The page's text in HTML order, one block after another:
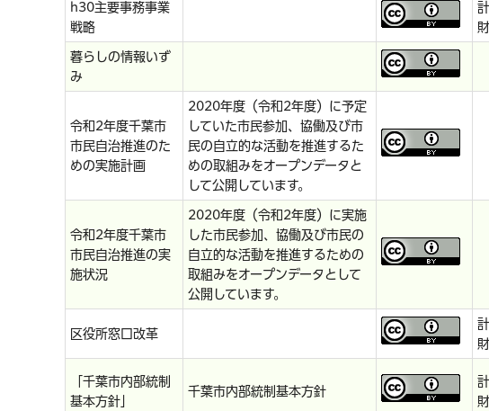
h30主要事務事業
戦略
暮らしの情報いず
み
令和2年度千葉市
市民自治推進のた
めの実施計画
2020年度（令和2年度）に予定
していた市民参加、協働及び市
民の自立的な活動を推進するた
めの取組みをオープンデータと
して公開しています。
令和2年度千葉市
市民自治推進の実
施状況
2020年度（令和2年度）に実施
した市民参加、協働及び市民の
自立的な活動を推進するための
取組みをオープンデータとして
公開しています。
区役所窓口改革
「千葉市内部統制
基本方針」
千葉市内部統制基本方針